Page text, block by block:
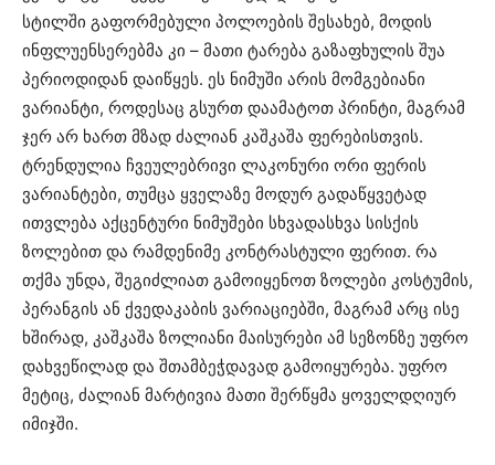
სტილში გაფორმებული პოლოების შესახებ, მოდის
ინფლუენსერებმა კი – მათი ტარება გაზაფხულის შუა
პერიოდიდან დაიწყეს. ეს ნიმუში არის მომგებიანი
ვარიანტი, როდესაც გსურთ დაამატოთ პრინტი, მაგრამ
ჯერ არ ხართ მზად ძალიან კაშკაშა ფერებისთვის.
ტრენდულია ჩვეულებრივი ლაკონური ორი ფერის
ვარიანტები, თუმცა ყველაზე მოდურ გადაწყვეტად
ითვლება აქცენტური ნიმუშები სხვადასხვა სისქის
ზოლებით და რამდენიმე კონტრასტული ფერით. რა
თქმა უნდა, შეგიძლიათ გამოიყენოთ ზოლები კოსტუმის,
პერანგის ან ქვედაკაბის ვარიაციებში, მაგრამ არც ისე
ხშირად, კაშკაშა ზოლიანი მაისურები ამ სეზონზე უფრო
დახვეწილად და შთამბეჭდავად გამოიყურება. უფრო
მეტიც, ძალიან მარტივია მათი შერწყმა ყოველდღიურ
იმიჯში.